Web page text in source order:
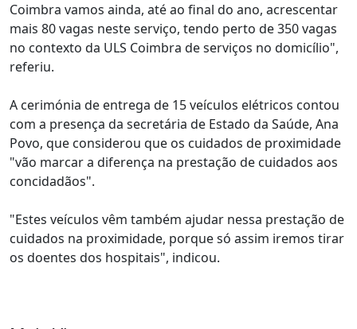
Coimbra vamos ainda, até ao final do ano, acrescentar
mais 80 vagas neste serviço, tendo perto de 350 vagas
no contexto da ULS Coimbra de serviços no domicílio",
referiu.
A cerimónia de entrega de 15 veículos elétricos contou
com a presença da secretária de Estado da Saúde, Ana
Povo, que considerou que os cuidados de proximidade
"vão marcar a diferença na prestação de cuidados aos
concidadãos".
"Estes veículos vêm também ajudar nessa prestação de
cuidados na proximidade, porque só assim iremos tirar
os doentes dos hospitais", indicou.